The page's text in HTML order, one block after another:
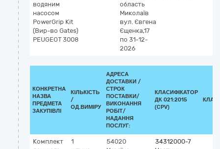
водяним
насосом
PowerGrip Kit
(Вир-во Gates)
PEUGEOT 3008
область
Миколаїв
вул. Євгена
Єщенка,17
по 31-12-
2026
КОНКРЕТНА
НАЗВА
ПРЕДМЕТА
ЗАКУПІВЛІ
КІЛЬКІСТЬ
/
ОД.ВИМІРУ
АДРЕСА
ДОСТАВКИ /
СТРОК
ПОСТАВКИ/
ВИКОНАННЯ
РОБІТ/
НАДАННЯ
ПОСЛУГ:
КЛАСИФІКАТОР
ДК 021:2015
(CPV)
Комплект
1
54020
34312000-7